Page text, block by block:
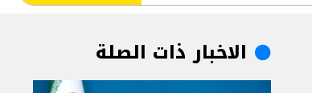
الاخبار ذات الصلة